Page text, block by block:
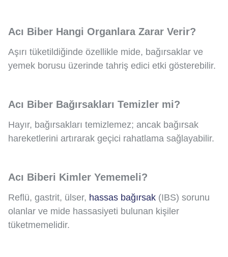
Acı Biber Hangi Organlara Zarar Verir?
Aşırı tüketildiğinde özellikle mide, bağırsaklar ve
yemek borusu üzerinde tahriş edici etki gösterebilir.
Acı Biber Bağırsakları Temizler mi?
Hayır, bağırsakları temizlemez; ancak bağırsak
hareketlerini artırarak geçici rahatlama sağlayabilir.
Acı Biberi Kimler Yememeli?
Reflü, gastrit, ülser, hassas bağırsak (IBS) sorunu
olanlar ve mide hassasiyeti bulunan kişiler
tüketmemelidir.